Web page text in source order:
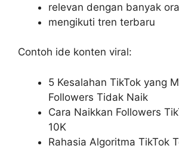
relevan dengan banyak
mengikuti tren terbaru
Contoh ide konten viral:
5 Kesalahan TikTok yang
Followers Tidak Naik
Cara Naikkan Followers
10K
Rahasia Algoritma TikTok